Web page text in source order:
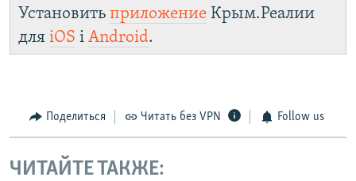
Установить приложение Крым.Реалии
для iOS і Android.
Поделиться Читать без VPN Follow us
ЧИТАЙТЕ ТАКЖЕ: